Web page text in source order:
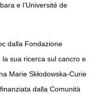
e l’Université de
dalla Fondazione
sua ricerca sul cancro e
Marie Skłodowska-Curie
dalla Comunità